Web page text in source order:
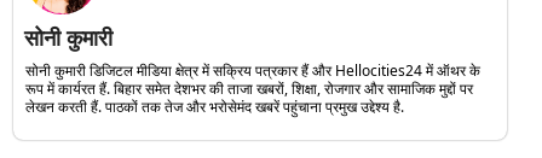
सोनी कुमारी
सोनी कुमारी डिजिटल मीडिया क्षेत्र में सक्रिय पत्रकार हैं और Hellocities24 में ऑथर के
रूप में कार्यरत हैं. बिहार समेत देशभर की ताजा खबरों, शिक्षा, रोजगार और सामाजिक मुद्दों पर
लेखन करती हैं. पाठकों तक तेज और भरोसेमंद खबरें पहुंचाना प्रमुख उद्देश्य है.